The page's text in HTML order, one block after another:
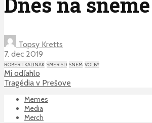
Topsy Kretts
7. dec 2019
ROBERT KALINAK SMER SD SNEM VOLBY
Mi odľahlo
Tragédia v Prešove
Memes
Media
Merch